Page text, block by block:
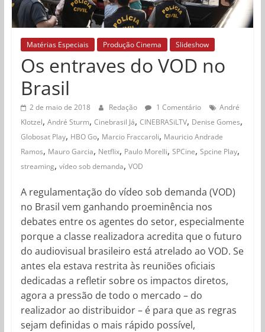
Matérias Especiais Produção Cinema Slideshow
Os entraves do VOD no
Brasil
2 de maio de 2018 Redação 1 Comentário
André
Klotzel, André Sturm, Cinebrasil Já, CINEBRASiLTV, Denise Gomes,
Globosat Play, HBO Go, Marcio Fraccaroli, Mauricio Andrade
Ramos, Mauro Garcia, Netflix, Paulo Morelli, SPCine, Spcine Play,
streaming, vídeo sob demanda, VOD
A regulamentação do vídeo sob demanda (VOD)
no Brasil vem ganhando proeminência nos
debates entre os agentes do setor, especialmente
porque a classe realizadora acredita que o futuro
do audiovisual brasileiro está atrelado ao VOD. Se
antes ela estava restrita às reuniões oficiais
dedicadas a refletir sobre os impactos diretos,
agora a pressão de todo o mercado – do
realizador ao distribuidor – é para que as regras
sejam definidas o mais rápido possível,